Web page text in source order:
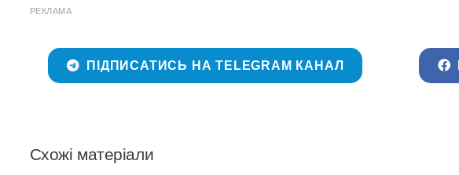
РЕКЛАМА
ПІДПИСАТИСЬ НА TELEGRAM КАНАЛ
Схожі матеріали